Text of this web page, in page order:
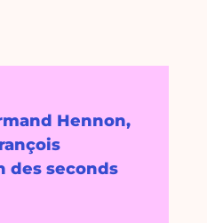
Hennon,
des seconds